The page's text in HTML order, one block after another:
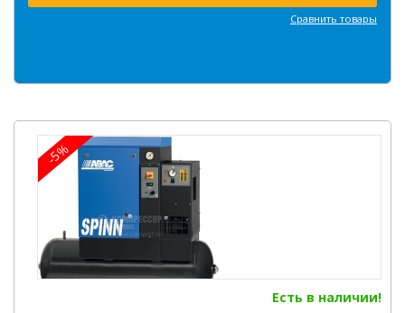
Сравнить товары
-5%
Есть в наличии!